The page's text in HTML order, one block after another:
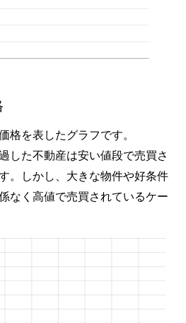
格を表したグラフです。
した不動産は安い値段で売買さ
。しかし、大きな物件や好条件
なく高値で売買されているケー